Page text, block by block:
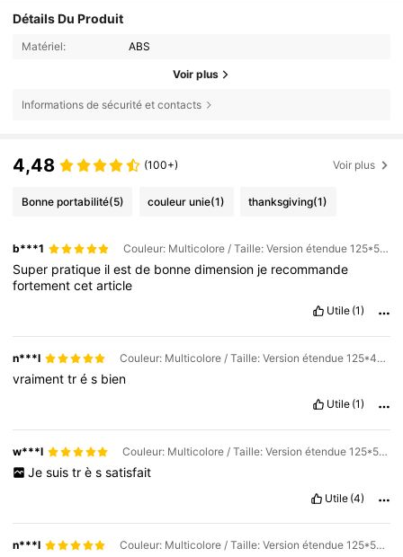
Détails Du Produit
Matériel: ABS
Voir plus
Informations de sécurité et contacts
4,48 (100+) Voir plus
Bonne portabilité(5) couleur unie(1) thanksgiving(1)
b***1 Couleur: Multicolore / Taille: Version étendue 125*58cm
Super pratique ilestde bonnedimension je recommande
fortementcetarticle
Utile (1)
n***l Couleur: Multicolore / Taille: Version étendue 125*40cm
vraimenttrés bien
Utile (1)
w***l Couleur: Multicolore / Taille: Version étendue 125*50cm
Je suis tr è s satisfait
Utile (4)
n***l Couleur: Multicolore / Taille: Version étendue 125*58cm